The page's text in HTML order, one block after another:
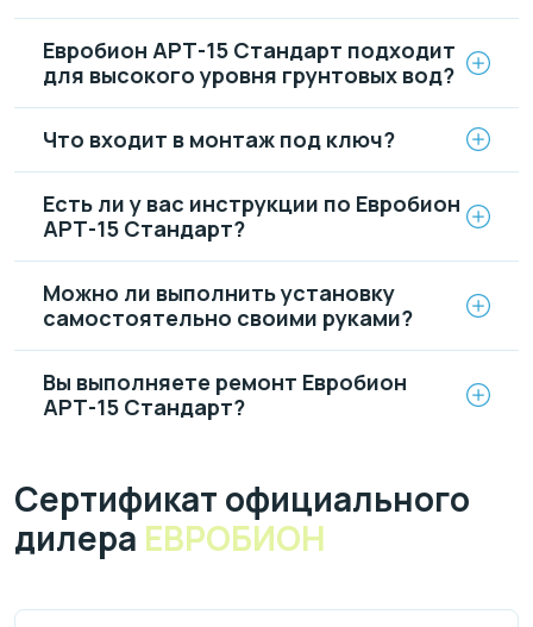
Евробион АРТ-15 Стандарт подходит
для высокого уровня грунтовых вод?
Что входит в монтаж под ключ?
Есть ли у вас инструкции по Евробион
АРТ-15 Стандарт?
Можно ли выполнить установку
самостоятельно своими руками?
Вы выполняете ремонт Евробион
АРТ-15 Стандарт?
Cертификат официального
дилера ЕВРОБИОН